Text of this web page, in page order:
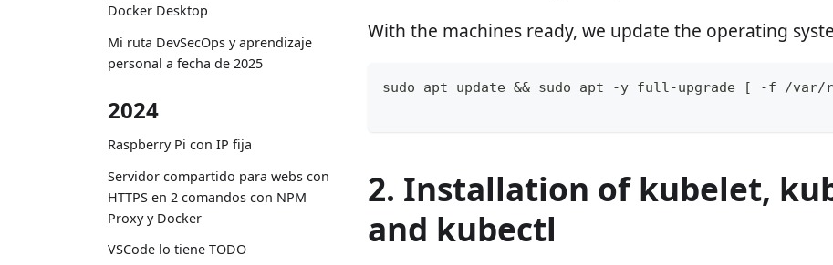
Docker Desktop
Mi ruta DevSecOps y aprendizaje
personal a fecha de 2025
2024
Raspberry Pi con IP fija
Servidor compartido para webs con
HTTPS en 2 comandos con NPM
Proxy y Docker
VSCode lo tiene TODO
With the machines ready, we update the operating
sudo apt update && sudo apt -y full-upgrade [ -f /var/
2. Installation of kubelet,
and kubectl